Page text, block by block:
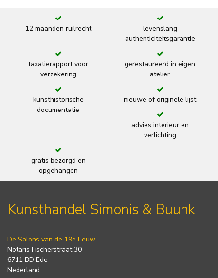
12 maanden ruilrecht
levenslang
authenticiteitsgarantie
taxatierapport voor
verzekering
gerestaureerd in eigen
atelier
kunsthistorische
documentatie
nieuwe of originele lijst
advies interieur en
verlichting
gratis bezorgd en
opgehangen
Kunsthandel Simonis & Buunk
De Salons van de 19e Eeuw
Notaris Fischerstraat 30
6711 BD Ede
Nederland